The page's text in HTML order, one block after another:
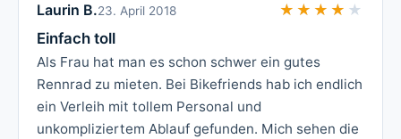
Laurin B.23. April 2018 ★★★★★
★★★★★
Einfach toll
Als Frau hat man es schon schwer ein gutes
Rennrad zu mieten. Bei Bikefriends hab ich endlich
ein Verleih mit tollem Personal und
unkompliziertem Ablauf gefunden. Mich sehen die